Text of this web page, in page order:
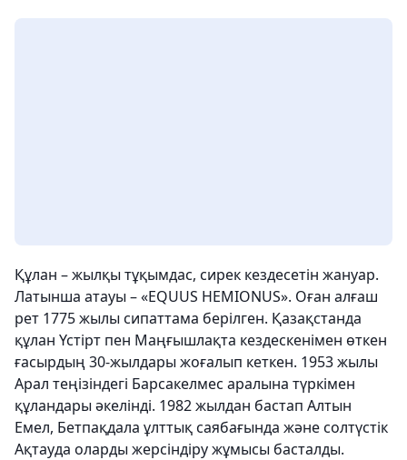
Құлан – жылқы тұқымдас, сирек кездесетін жануар.
Латынша атауы – «EQUUS HEMIONUS». Оған алғаш
рет 1775 жылы сипаттама берілген. Қазақстанда
құлан Үстірт пен Маңғышлақта кездескенімен өткен
ғасырдың 30-жылдары жоғалып кеткен. 1953 жылы
Арал теңізіндегі Барсакелмес аралына түркімен
құландары әкелінді. 1982 жылдан бастап Алтын
Емел, Бетпақдала ұлттық саябағында және солтүстік
Ақтауда оларды жерсіндіру жұмысы басталды.